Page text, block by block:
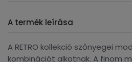
A termék leírása
A RETRO kollekció szőnyegei
kombinációt alkotnak. A finom